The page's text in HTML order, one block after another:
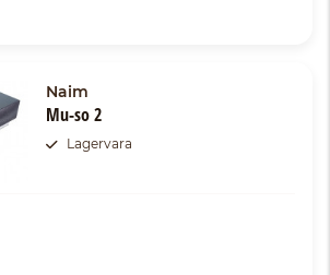
Naim
Mu-so 2
Lagervara